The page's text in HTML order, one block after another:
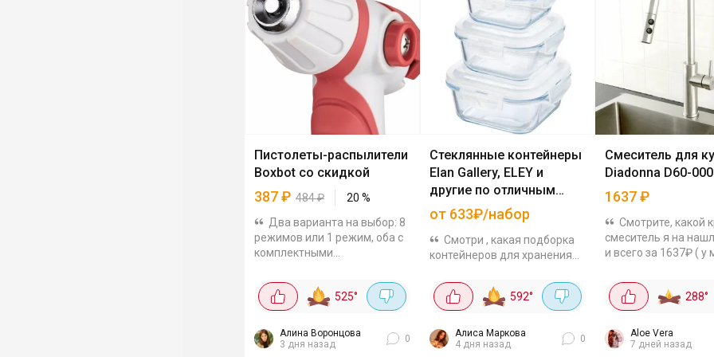
Пистолеты-распылители
Boxbot со скидкой
387₽ 484₽ 20 %
Два варианта на выбор: 8
режимов или 1 режим, оба с
комплектными
промокодом FACTORY20. 8
режимов с коннектором –
387₽ Поворотная насадка
даёт 8...
525°
Алина Воронцова
3 дня назад
0
Стеклянные контейнеры
Elan Gallery, ELEY и
другие по отличным
ценам
от 633₽/набор
Смотри , какая подборка
контейнеров для хранения
Удобно, что их можно
использовать не только для
даже для...
592°
Алиса Маркова
4 дня назад
0
Смеситель для
Diadonna D60-
1637₽
Смотрите, какой
смеситель я на
и всего за 1637₽ ( у
Обычно такие от
Выдвижной излив -
посуду удобно,...
288°
Aloe Vera
7 дней назад